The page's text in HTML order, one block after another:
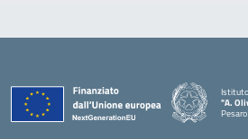
"A.
Pesaro